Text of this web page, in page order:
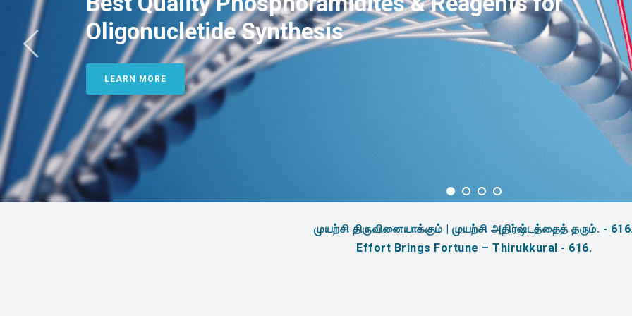
Oligonucletide Synthesis
LEARN MORE
முயற்சி திருவினையாக்கும் | முயற்சி அதிர்ஷ்டத்தைத் தரும். -
Effort Brings Fortune – Thirukkural - 616.